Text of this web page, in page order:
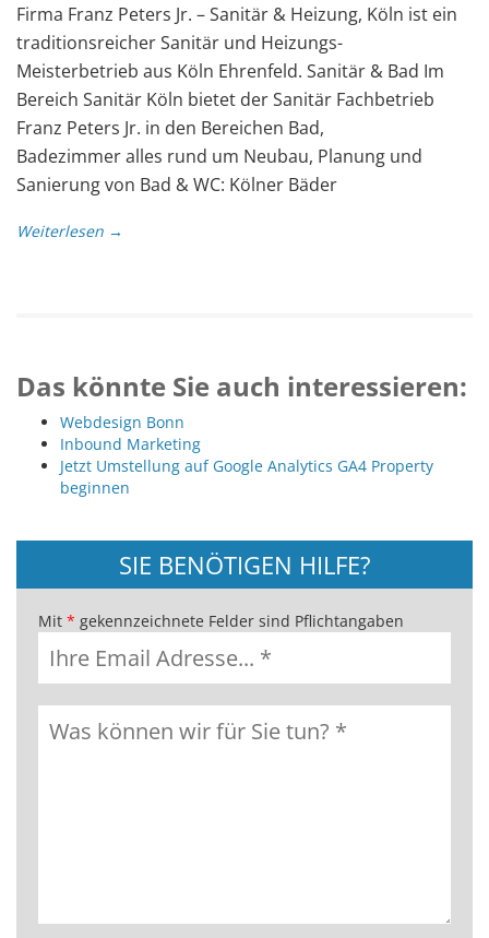
Firma Franz Peters Jr. – Sanitär & Heizung, Köln ist ein
traditionsreicher Sanitär und Heizungs-
Meisterbetrieb aus Köln Ehrenfeld. Sanitär & Bad Im
Bereich Sanitär Köln bietet der Sanitär Fachbetrieb
Franz Peters Jr. in den Bereichen Bad,
Badezimmer alles rund um Neubau, Planung und
Sanierung von Bad & WC: Kölner Bäder
Weiterlesen →
Das könnte Sie auch interessieren:
Webdesign Bonn
Inbound Marketing
Jetzt Umstellung auf Google Analytics GA4 Property
beginnen
SIE BENÖTIGEN HILFE?
Mit * gekennzeichnete Felder sind Pflichtangaben